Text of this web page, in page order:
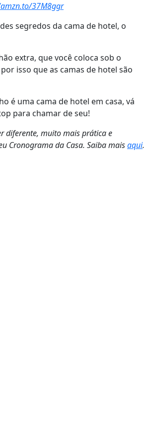
37M8ggr
segredos da cama de hotel, o
extra, que você coloca sob o
isso que as camas de hotel são
é uma cama de hotel em casa, vá
para chamar de seu!
diferente, muito mais prática e
Cronograma da Casa. Saiba maisaqui.